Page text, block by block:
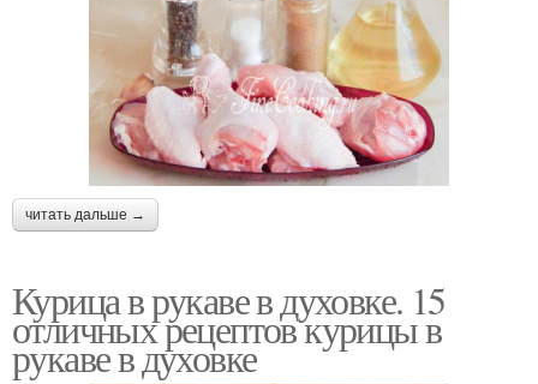
читать дальше →
Курица в рукаве в духовке. 15
отличных рецептов курицы в
рукаве в духовке